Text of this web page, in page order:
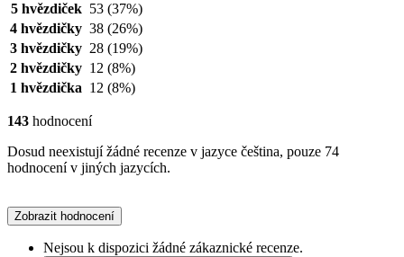
5 hvězdiček 53 (37%)
4 hvězdičky 38 (26%)
3 hvězdičky 28 (19%)
2 hvězdičky 12 (8%)
1 hvězdička 12 (8%)
143 hodnocení
Dosud neexistují žádné recenze v jazyce čeština, pouze 74
hodnocení v jiných jazycích.
Zobrazit hodnocení
Nejsou k dispozici žádné zákaznické recenze.